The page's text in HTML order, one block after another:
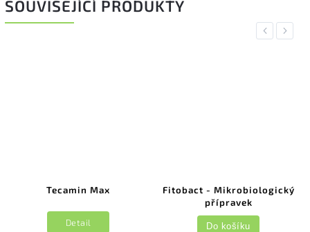
SOUVISEJÍCÍ PRODUKTY
Previous
Tecamin Max
Detail
Fitobact - Mikrobiologický
přípravek
Do košíku
Next